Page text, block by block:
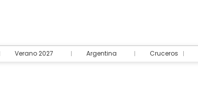
Verano 2027 Argentina Cruceros